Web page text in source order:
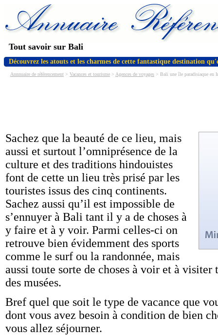
Tout savoir sur Bali
Découvrez les atouts et les charmes de cette fantastique destination
Annnuaire de référencement > Vacances et tourisme > Agences de voyages > Bali une île paradisiaque en
Sachez que la beauté de ce lieu, mais
aussi et surtout l’omniprésence de la
culture et des traditions hindouistes
font de cette un lieu très prisé par les
touristes issus des cinq continents.
Sachez aussi qu’il est impossible de
s’ennuyer à Bali tant il y a de choses à
y faire et à y voir. Parmi celles-ci on
retrouve bien évidemment des sports
comme le surf ou la randonnée, mais
aussi toute sorte de choses à voir et à visiter
des musées.
Bref quel que soit le type de vacance que
dont vous avez besoin à condition de bien
vous allez séjourner.